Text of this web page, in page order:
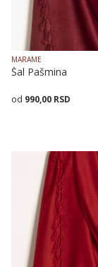
MARAME
Šal Pašmina
990,00 RSD